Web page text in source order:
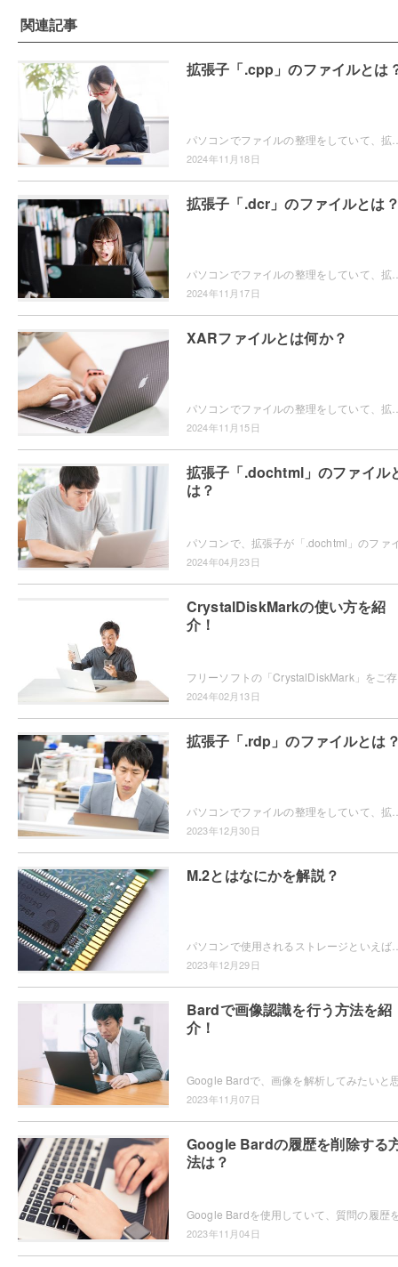
関連記事
拡張子「.cpp」のファイルとは
2024年11月18日
拡張子「.dcr」のファイルとは
2024年11月17日
XARファイルとは何か？
2024年11月15日
拡張子「.dochtml」のファイル
は？
2024年04月23日
CrystalDiskMarkの使い方を紹
介！
2024年02月13日
拡張子「.rdp」のファイルとは
2023年12月30日
M.2とはなにかを解説？
2023年12月29日
Bardで画像認識を行う方法を紹
介！
2023年11月07日
Google Bardの履歴を削除する
法は？
2023年11月04日